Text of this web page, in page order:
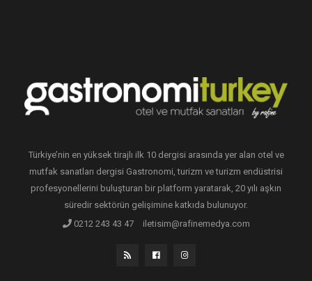
Türkiye’nin en yüksek tirajlı ilk 10 dergisi arasında yer alan otel ve
mutfak sanatları dergisi Gastronomi, turizm ve turizm endüstrisi
profesyonellerini buluşturan bir platform yaratarak, 20 yılı aşkın
süredir sektörün gelişimine katkıda bulunuyor.
0212 243 43 47
iletisim@rafinemedya.com